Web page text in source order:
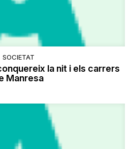
SOCIETAT
la nit i els carrers
Manresa